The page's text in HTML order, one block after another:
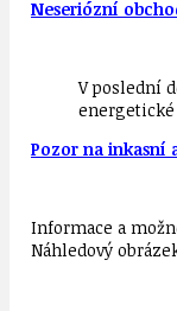
Neseriózní
V poslední
energetické
Pozor na inkasní
Informace a
Náhledový